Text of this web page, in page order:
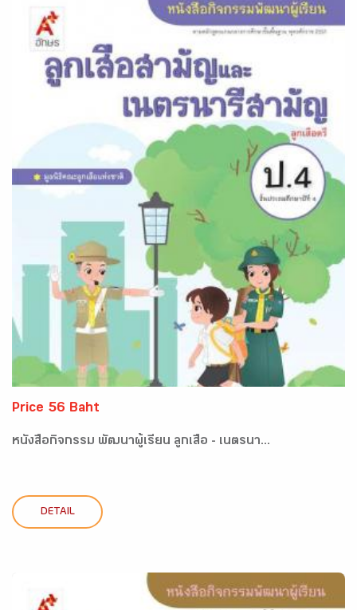
Price 56 Baht
หนังสือกิจกรรม พัฒนาผู้เรียน ลูกเสือ - เนตรนา...
DETAIL